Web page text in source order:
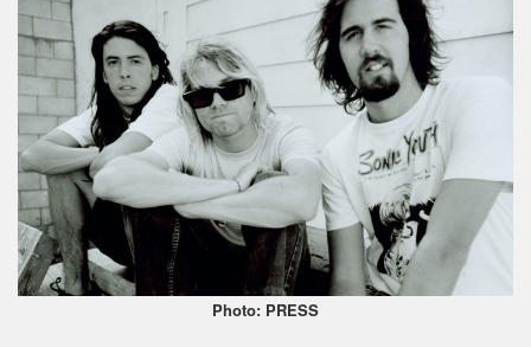
Photo: PRESS